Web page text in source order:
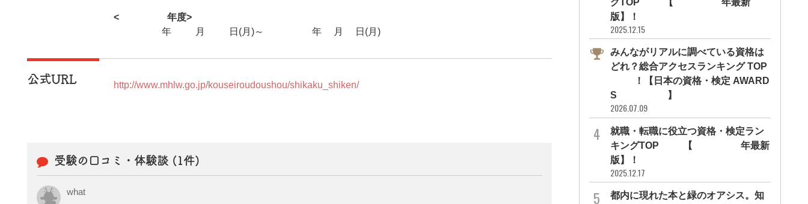
<2025年度>
2025年12月15日(月)～2026年1月5日(月)
公式URL http://www.mhlw.go.jp/kouseiroudoushou/shikaku_shiken/
受験の口コミ・体験談 (1件)
what
版】！
2025.12.15
みんながリアルに調べている資格は
どれ？総合アクセスランキング TOP
10！【日本の資格・検定 AWARD
S 2026】
2026.07.09
就職・転職に役立つ資格・検定ラン
キングTOP30【2026年最新
版】！
2025.12.17
都内に現れた本と緑のオアシス。知